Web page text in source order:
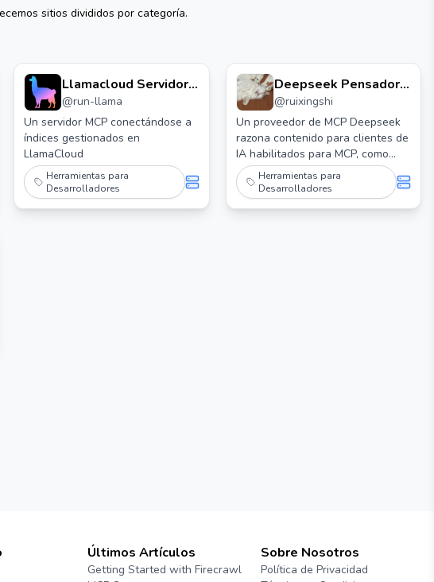
sitios divididos por categoría.
Llamacloud Servidor
Mcp
@run-llama
Un servidor MCP conectándose a
índices gestionados en
LlamaCloud
Herramientas para
Desarrolladores
Deepseek Pensador
Servidor Mcp
@ruixingshi
Un proveedor de MCP Deepseek
razona contenido para clientes de
IA habilitados para MCP, como
Claude Desktop. Soporta el
acceso al CoT de Deepseek
desde el servicio API de Deepseek
Herramientas para
Desarrolladores
Últimos Artículos
Getting Started with Firecrawl
Sobre Nosotros
Política de Privacidad